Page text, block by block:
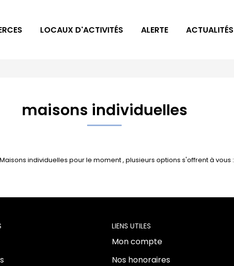
LOCAUX D'ACTIVITÉS ALERTE ACTUALITÉS
maisons individuelles
individuelles pour le moment , plusieurs options s'offrent à vous :
LIENS UTILES
Mon compte
Nos honoraires